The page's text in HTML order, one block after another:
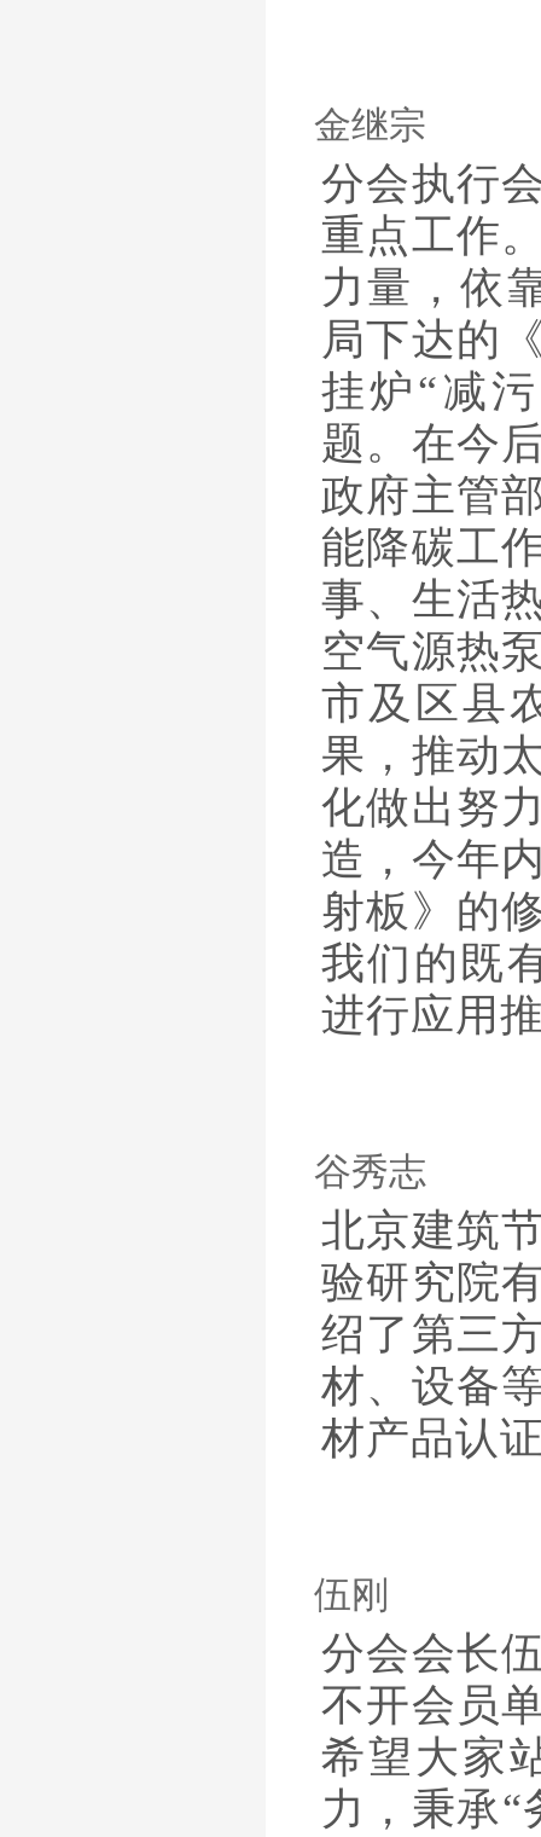
金继宗
分会执行
重点工作
力量，依
局下达的
挂炉“减
题。在今
政府主管
能降碳工
事、生活
空气源热
市及区县
果，推动
化做出努
造，今年
射板》的
我们的既
进行应用
谷秀志
北京建筑
验研究院
绍了第三
材、设备
材产品认
伍刚
分会会长
不开会员
希望大家
力，秉承